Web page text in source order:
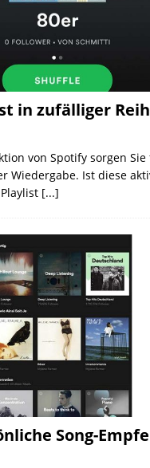
in zufälliger
von Spotify sorgen
Wiedergabe. Ist diese
[...]
Song-